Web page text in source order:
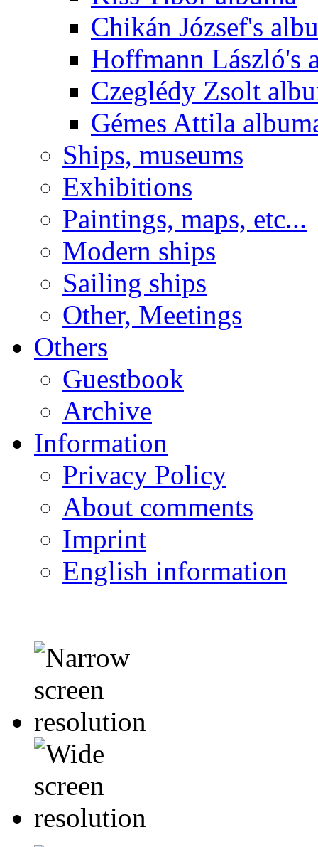
Chikán József's
Hoffmann László's
Czeglédy Zsolt
Gémes Attila
Ships, museums
Exhibitions
Paintings, maps, etc...
Modern ships
Sailing ships
Other, Meetings
Others
Guestbook
Archive
Information
Privacy Policy
About comments
Imprint
English information